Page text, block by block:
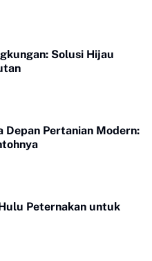
Solusi Hijau
Depan Pertanian Modern:
Peternakan untuk